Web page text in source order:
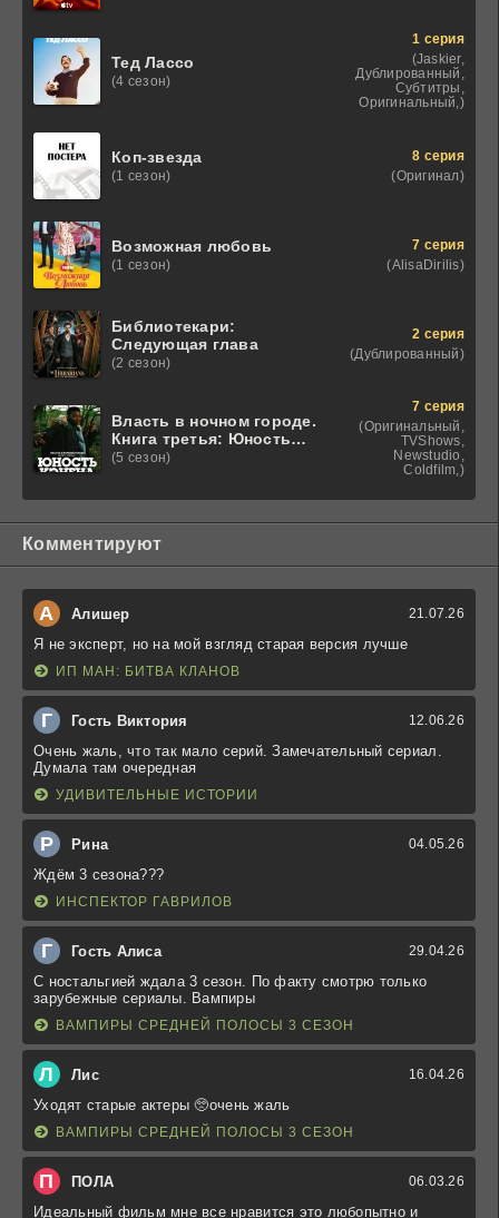
Тед Лассо
(4 сезон)
1 серия
(Jaskier,
Дублированный,
Субтитры,
Оригинальный,)
Коп-звезда
(1 сезон)
8 серия
(Оригинал)
Возможная любовь
(1 сезон)
7 серия
(AlisaDirilis)
Библиотекари:
Следующая глава
(2 сезон)
2 серия
(Дублированный)
Власть в ночном городе.
Книга третья: Юность
Кэнена
(5 сезон)
7 серия
(Оригинальный,
TVShows,
Newstudio,
Coldfilm,)
Комментируют
А Алишер 21.07.26
Я не эксперт, но на мой взгляд старая версия лучше
ИП МАН: БИТВА КЛАНОВ
Г Гость Виктория 12.06.26
Очень жаль, что так мало серий. Замечательный сериал.
Думала там очередная
УДИВИТЕЛЬНЫЕ ИСТОРИИ
Р Рина 04.05.26
Ждём 3 сезона???
ИНСПЕКТОР ГАВРИЛОВ
Г Гость Алиса 29.04.26
С ностальгией ждала 3 сезон. По факту смотрю только
зарубежные сериалы. Вампиры
ВАМПИРЫ СРЕДНЕЙ ПОЛОСЫ 3 СЕЗОН
Л Лис 16.04.26
Уходят старые актеры 🥺очень жаль
ВАМПИРЫ СРЕДНЕЙ ПОЛОСЫ 3 СЕЗОН
П ПОЛА 06.03.26
Идеальный фильм мне все нравится это любопытно и